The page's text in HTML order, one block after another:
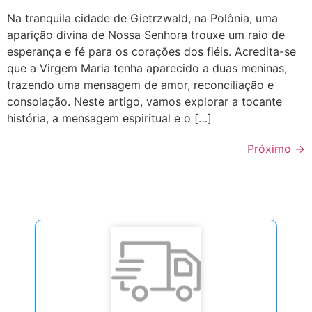
Na tranquila cidade de Gietrzwald, na Polônia, uma
aparição divina de Nossa Senhora trouxe um raio de
esperança e fé para os corações dos fiéis. Acredita-se
que a Virgem Maria tenha aparecido a duas meninas,
trazendo uma mensagem de amor, reconciliação e
consolação. Neste artigo, vamos explorar a tocante
história, a mensagem espiritual e o […]
Próximo →